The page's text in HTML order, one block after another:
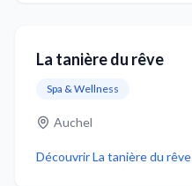
La tanière du rêve
Spa & Wellness
Auchel
DécouvrirLa tanière du rêve